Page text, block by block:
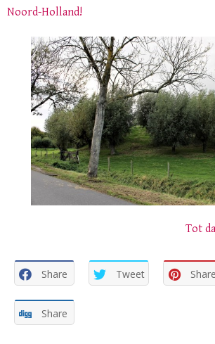
Noord-Holland!
Tot
Share Tweet Share
Share